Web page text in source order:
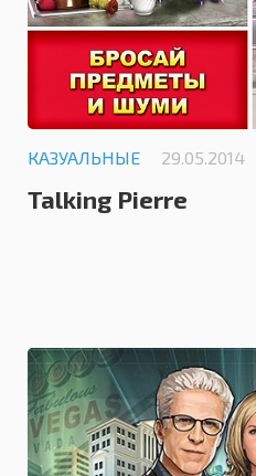
КАЗУАЛЬНЫЕ 29.05.2014
Talking Pierre